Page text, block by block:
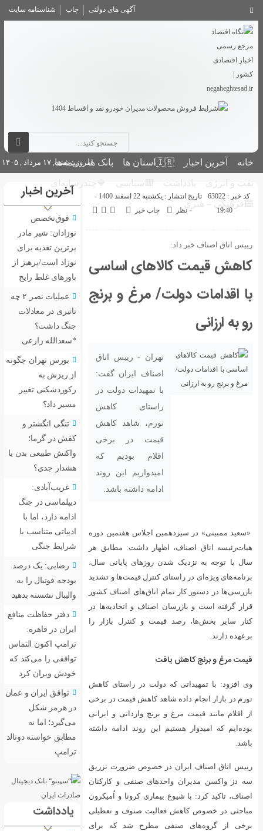
شناسنامه سایت
بانک ها بیمه‌ها
🟥سیاسی 🔷چندرسانه‌ای
امروز : شنبه, ۱۷ مرداد , ۱۴۰۵
تاریخ انتشار : یکشنبه 22 اسفند 1400 -
اساسی
و برنج
- رییس اتاق
ایران گفت:
تمهیدات دولت در
هفتمین دوره
داشت: مطابق هر
پایانی سال،
قیمت‌ها و تشدید
اصناف کشور
و اتحادیه‌ها در
و کنترل بازار را
در راستای کاهش
کاهش قیمت در برخی
وارداتی و ایرانی
روند ادامه داشته
ضرورت تزریق
صنفی و کارکنان
کرونا و اُمیکرون
صنوف و تعطیلی
شد که برای
آخرین اخبار
نوزادان: شیر مادر
برترین تغذیه برای
نوزاد است/پرهیز از
باورهای غلط رایج
عملیات نصر ۲ چه
بورس تهران چگونه
از ریزش به
رکوردشکنی تغییر
مسیر داد؟
تنگی انگشتر و
کفش در گرما؛
واکنش طبیعی بدن یا
هشدار جدی؟
غریب‌آبادی:
ادبیاتی متناسب با
شرایط جنگی
رضایی: یک درصد
بودجه فوتبال را به
والیبال نشسته بدهید
دفتر حفاظت منافع
ایران در قاهره:
توافقی را می‌کند که
یادداشت